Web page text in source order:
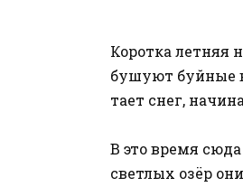
Коротка летняя
бушуют буйные
тает снег,
В это время
светлых озёр